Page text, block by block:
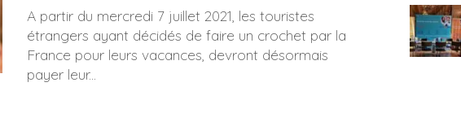
A partir du mercredi 7 juillet 2021, les touristes
étrangers ayant décidés de faire un crochet par la
France pour leurs vacances, devront désormais
payer leur...